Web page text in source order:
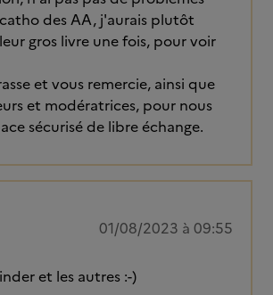
des AA, j'aurais plutôt
gros livre une fois, pour voir
et vous remercie, ainsi que
et modératrices, pour nous
sécurisé de libre échange.
01/08/2023 à 09:55
et les autres :-)